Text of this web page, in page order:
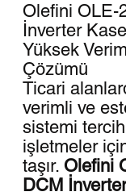
Olefini OLE-
İnverter
Yüksek
Çözümü
Ticari
verimli ve
sistemi
işletmeler
taşır. Olefini
DCM